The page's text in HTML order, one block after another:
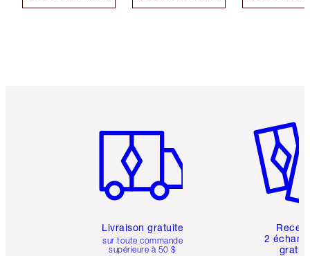
Livraison gratuite
sur toute commande
supérieure à 50 $
2